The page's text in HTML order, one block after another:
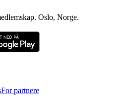
Oslo, Norge.
For partnere